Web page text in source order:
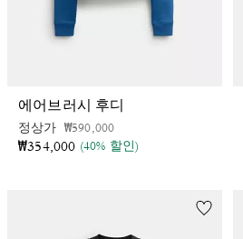
에어브러시 후디
정상가 가격 인하 전
₩590,000인하됨
₩354,000 (40% 할인)